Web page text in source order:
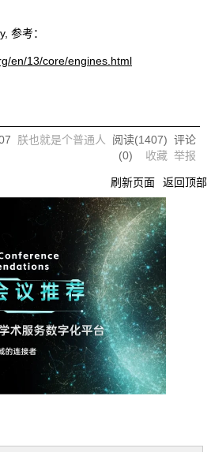
参考：
en/13/core/engines.html
朕也就是个普通人 阅读(1407) 评论
(0) 收藏 举报
刷新页面 返回顶部